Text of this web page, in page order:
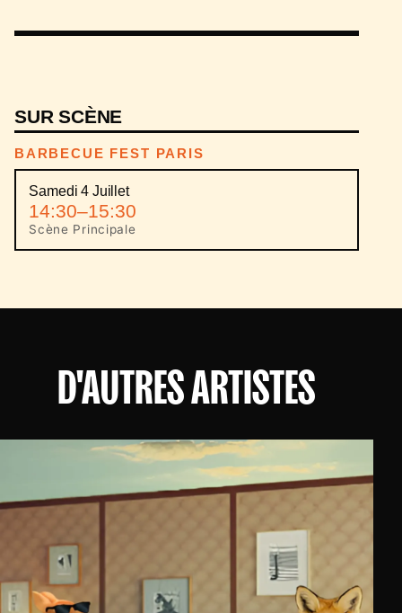
SUR SCÈNE
BARBECUE FEST PARIS
Samedi 4 Juillet
14:30–15:30
Scène Principale
D'AUTRES ARTISTES